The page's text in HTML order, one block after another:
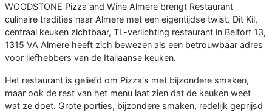
WOODSTONE Pizza and Wine Almere brengt Restaurant
culinaire tradities naar Almere met een eigentijdse twist. Dit Kil,
centraal keuken zichtbaar, TL-verlichting restaurant in Belfort 13,
1315 VA Almere heeft zich bewezen als een betrouwbaar adres
voor liefhebbers van de Italiaanse keuken.
Het restaurant is geliefd om Pizza's met bijzondere smaken,
maar ook de rest van het menu laat zien dat de keuken weet
wat ze doet. Grote porties, bijzondere smaken, redelijk geprijsd